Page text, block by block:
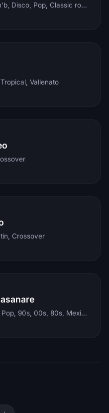
Dance, Rock, R'n'b, Disco, Pop, Classic rock, Techno, Reggae
Vallenato
Crossover
Electronic, Rock, Pop, 90s, 00s, 80s, Mexican, Ranchera, Reggaeton, Instrumental, Salsa, Merengue, Tropical, Romantic, Vallenato, Llanera